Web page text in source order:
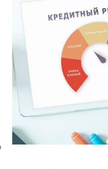
историей
Финансовый